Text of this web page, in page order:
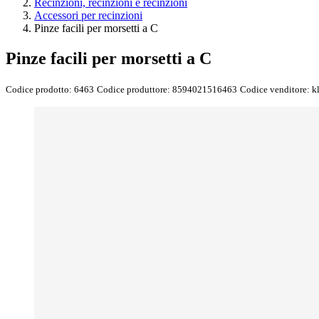
Recinzioni, recinzioni e recinzioni
Accessori per recinzioni
Pinze facili per morsetti a C
Pinze facili per morsetti a C
Codice prodotto: 6463 Codice produttore: 8594021516463 Codice venditore: